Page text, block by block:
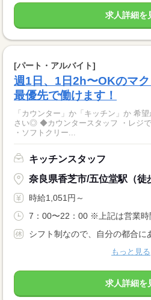
求人詳細を
[パート・アルバイト]
週1日、1日2h〜OKのマ
最優先で働けます！
「カウンター」か「キッチン」か 希
さい◎ ◆カウンタースタッフ ・レジでの接客、注文 ・ドリンク作り
・ソフトクリー...
キッチンスタッフ
奈良県香芝市/五位堂駅（徒
時給1,051円～
7：00〜22：00 ※上記は営業時
シフト制なので、自分の都合に
もっと見る
求人詳細を